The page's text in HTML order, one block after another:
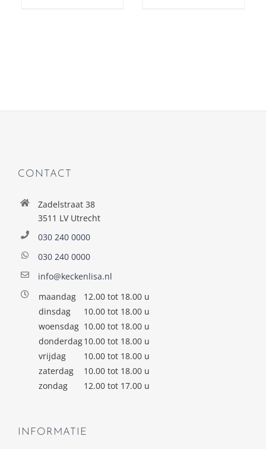
CONTACT
Zadelstraat 38
3511 LV Utrecht
030 240 0000
030 240 0000
info@keckenlisa.nl
maandag
12.00 tot 18.00 u
dinsdag
10.00 tot 18.00 u
woensdag 10.00 tot 18.00 u
donderdag10.00 tot 18.00 u
vrijdag
10.00 tot 18.00 u
zaterdag
10.00 tot 18.00 u
zondag
12.00 tot 17.00 u
INFORMATIE